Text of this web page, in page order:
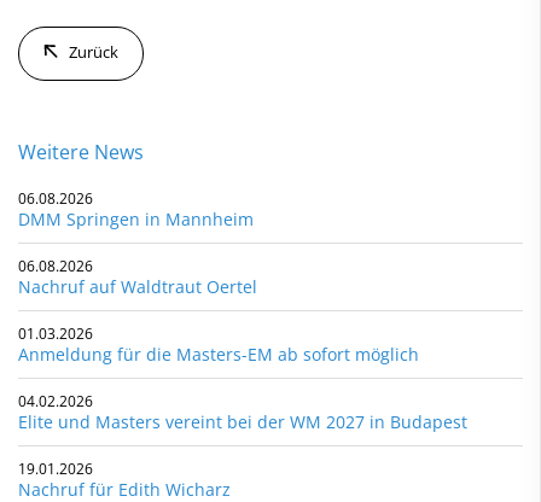
Zurück
Weitere News
06.08.2026
DMM Springen in Mannheim
06.08.2026
Nachruf auf Waldtraut Oertel
01.03.2026
Anmeldung für die Masters-EM ab sofort möglich
04.02.2026
Elite und Masters vereint bei der WM 2027 in Budapest
19.01.2026
Nachruf für Edith Wicharz